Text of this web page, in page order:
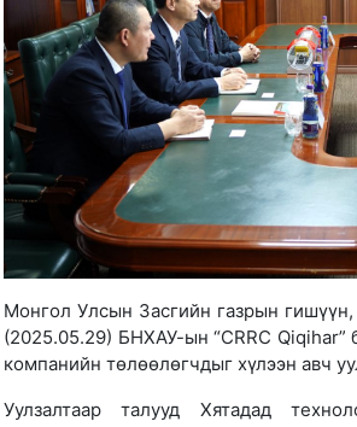
Монгол Улсын Засгийн газрын
(2025.05.29) БНХАУ-ын “CRRC Qiqihar”
компанийн төлөөлөгчдыг хүлээн авч
Уулзалтаар талууд Хятадад